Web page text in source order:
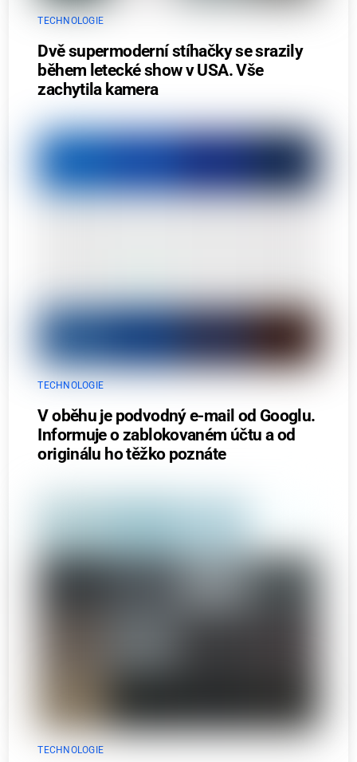
TECHNOLOGIE
Dvě supermoderní stíhačky se srazily
během letecké show v USA. Vše
zachytila kamera
TECHNOLOGIE
V oběhu je podvodný e-mail od Googlu.
Informuje o zablokovaném účtu a od
originálu ho těžko poznáte
TECHNOLOGIE